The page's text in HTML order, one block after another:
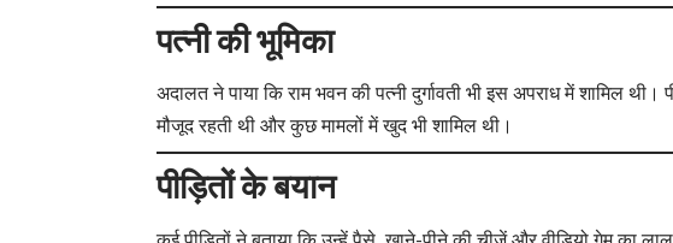
पत्नी की भूमिका
अदालत ने पाया कि राम भवन की पत्नी दुर्गावती भी इस अपराध में शामिल
मौजूद रहती थी और कुछ मामलों में खुद भी शामिल थी।
पीड़ितों के बयान